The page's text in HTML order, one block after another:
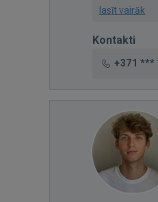
lasīt vairāk
Kontakti
+371 ***